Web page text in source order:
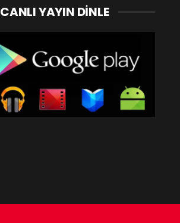
CANLI YAYIN DINLE